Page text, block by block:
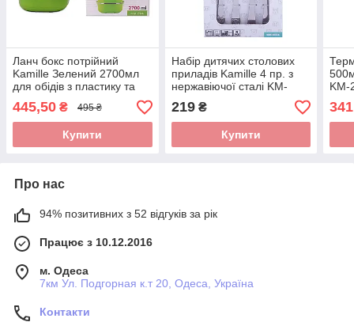
Ланч бокс потрійний
Kamille Зелений 2700мл
для обідів з пластику та
нержавіючої сталі KM-
2114
445,50 ₴ 495 ₴
Купити
Набір дитячих столових
приладів Kamille 4 пр. з
нержавіючої сталі KM-
5336
219₴
Купити
KM-
Про нас
94% позитивних з 52 відгуків за рік
Працює з 10.12.2016
м. Одеса
7км Ул. Подгорная к.т 20, Одеса, Україна
Контакти